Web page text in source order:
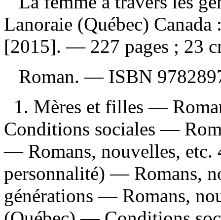
Lanoraie (Québec)
[2015]. — 227 pages ; 23
Roman. — ISBN
1. Mères et filles —
Conditions sociales —
— Romans, nouvelles, etc.
personnalité) — Romans,
générations — Romans,